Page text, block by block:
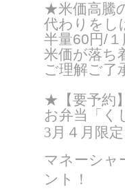
★米価高騰
代わりをし
半量60円/
米価が落ち
ご理解ご了
★【要予
お弁当「く
3月４月限
マネーシャ
ント！